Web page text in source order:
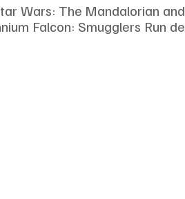
Wars: The Mandalorian and
Falcon: Smugglers Run de